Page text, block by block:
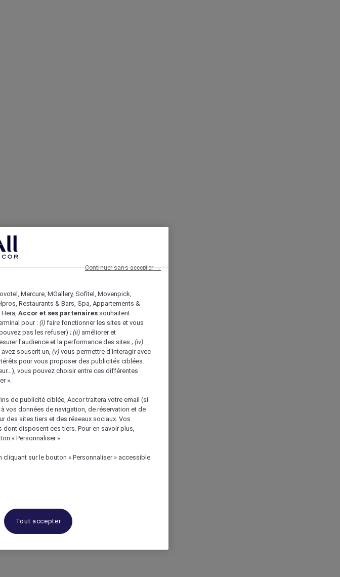
Mercure, MGallery, Sofitel, Movenpick,
Restaurants & Bars, Spa, Appartements &
Accor et ses partenaires souhaitent
pour : (i) faire fonctionner les sites et vous
pas les refuser) ; (ii) améliorer et
l'audience et la performance des sites ; (iv)
souscrit un, (v) vous permettre d'interagir avec
pour vous proposer des publicités ciblées.
vous pouvez choisir entre ces différentes
».
de publicité ciblée, Accor traitera votre email (si
vos données de navigation, de réservation et de
des sites tiers et des réseaux sociaux. Vos
disposent ces tiers. Pour en savoir plus,
« Personnaliser ».
sur le bouton « Personnaliser » accessible
Tout accepter
Continuer sans accepter →